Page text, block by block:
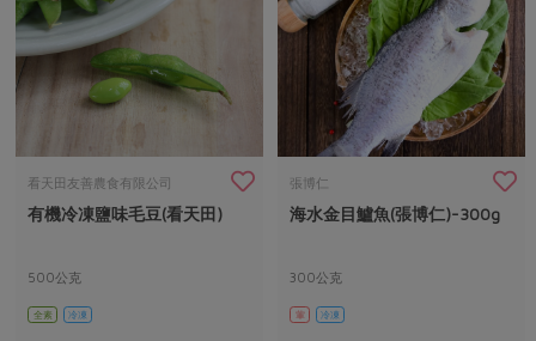
看天田友善農食有限公司
有機冷凍鹽味毛豆(看天田)
500公克
全素 冷凍
張博仁
海水金目鱸魚(張博仁)-300g
300公克
葷 冷凍